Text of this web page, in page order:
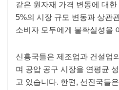
같은 원자재 가격 변동에 대
5%의 시장 규모 변동과 상관
소비자 모두에게 불확실성을
신흥국들은 제조업과 건설업
며 공압 공구 시장을 연평균
고 있습니다. 한편, 선진국들